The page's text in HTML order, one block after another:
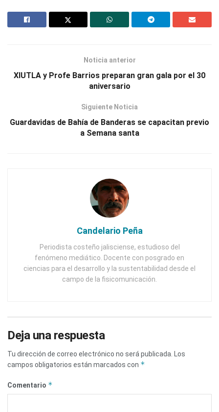
Noticia anterior
XIUTLA y Profe Barrios preparan gran gala por el 30
aniversario
Siguiente Noticia
Guardavidas de Bahía de Banderas se capacitan previo
a Semana santa
Candelario Peña
Periodista costeño jalisciense, estudioso del
fenómeno mediático. Docente con posgrado en
ciencias para el desarrollo y la sustentabilidad desde el
campo de la fisicomunicación.
Deja una respuesta
Tu dirección de correo electrónico no será publicada. Los
campos obligatorios están marcados con *
Comentario *